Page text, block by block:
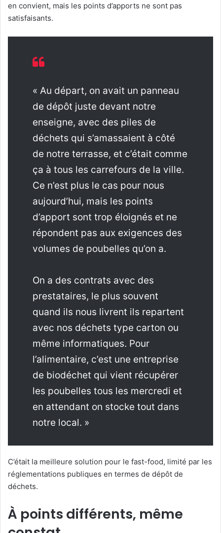
en convient, mais les points d’apports ne sont pas
satisfaisants.
« Au départ, on avait un panneau
de dépôt juste devant notre
enseigne, avec des piles de
déchets qui s’amassaient à côté
de notre terrasse, et c’était comme
ça à tous les carrefours de la ville.
Ce n’est plus le cas pour nous
aujourd’hui, mais les points
d’apport sont trop éloignés et ne
répondent pas aux exigences des
volumes de poubelles qu’on a.
On a des contrats avec des
prestataires, le plus souvent
quand ils nous livrent ils repartent
avec nos déchets type carton ou
même informatiques. Pour
l’alimentaire, c’est une entreprise
de biodéchet qui vient récupérer
les poubelles tous les mercredi et
en attendant on stocke tout dans
notre local. »
C’était la meilleure solution pour le fast-food, limité par les
réglementations publiques en termes de dépôt de
déchets.
À points différents, même